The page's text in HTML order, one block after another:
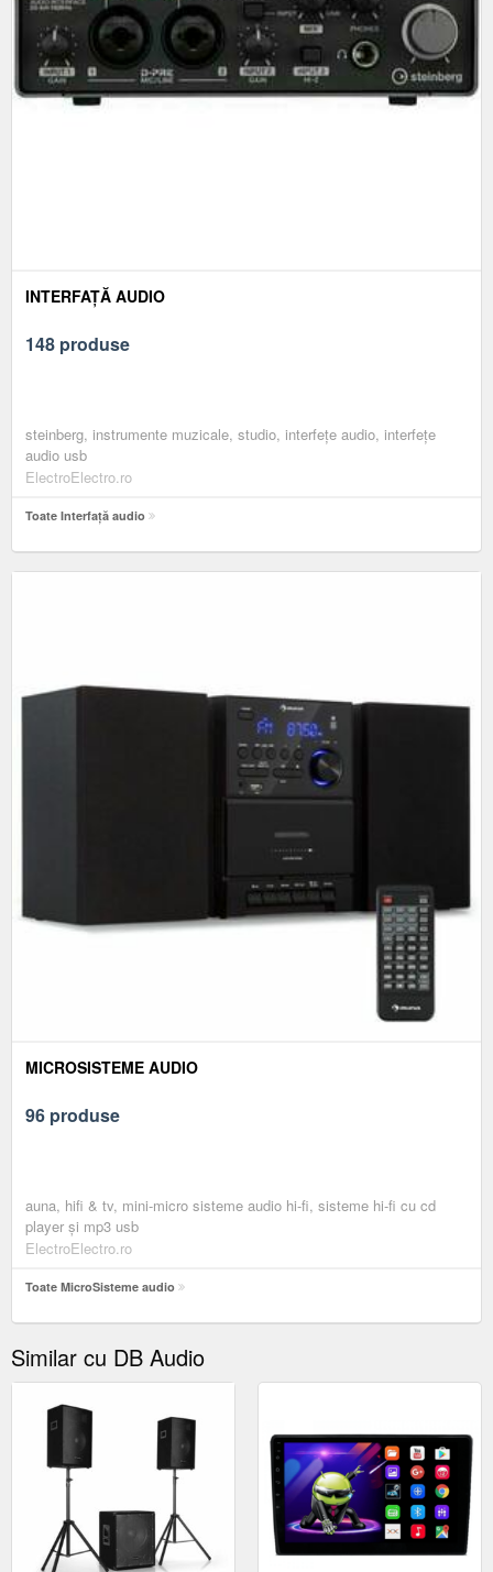
INTERFAȚĂ AUDIO
148 produse
steinberg, instrumente muzicale, studio, interfețe audio, interfețe
audio usb
ElectroElectro.ro
Toate Interfață audio
MICROSISTEME AUDIO
96 produse
auna, hifi & tv, mini-micro sisteme audio hi-fi, sisteme hi-fi cu cd
player și mp3 usb
ElectroElectro.ro
Toate MicroSisteme audio
Similar cu DB Audio